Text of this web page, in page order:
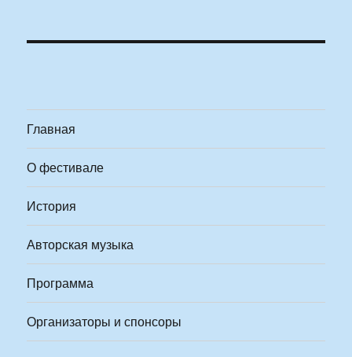
Главная
О фестивале
История
Авторская музыка
Программа
Организаторы и спонсоры